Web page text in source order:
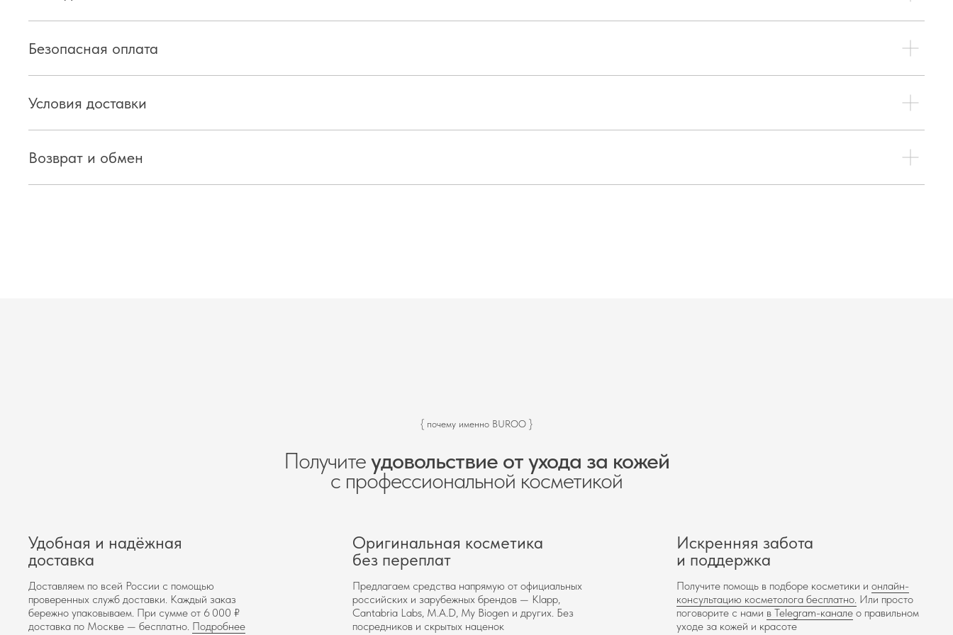
Безопасная оплата
Условия доставки
Возврат и обмен
Получитеудовольствие от ухода за кожей
с профессиональной косметикой
{ почему именно BUROO }
Удобная и надёжная
доставка
Получите помощь в подборе косметики и онлайн-
консультацию косметолога бесплатно. Или просто
поговорите с нами в Telegram-канале о правильном
уходе за кожей и красоте
Искренняя забота
и поддержка
Предлагаем средства напрямую от официальных
российских и зарубежных брендов — Klapp,
Cantabria Labs, M.A.D, My Biogen и других. Без
посредников и скрытых наценок
Оригинальная косметика
без переплат
Доставляем по всей России с помощью
проверенных служб доставки. Каждый заказ
бережно упаковываем. При сумме от 6 000 ₽
доставка по Москве — бесплатно. Подробнее